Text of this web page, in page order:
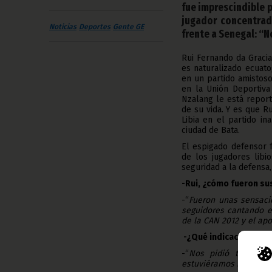
Noticias Deportes Gente GE
fue imprescindible
jugador
frente a Senegal:
Rui Fernando da
es naturalizado
en un partido
en la Unión
Nzalang le está
de su vida. Y es que
Libia en el partido
ciudad de Bata.
El espigado defensor
de los jugadores
seguridad a la
-Rui, ¿cómo fueron
-“Fueron unas
seguidores cantando
de la CAN 2012 y el
-¿Qué indicaciones
-“Nos pidió
estuviéramos